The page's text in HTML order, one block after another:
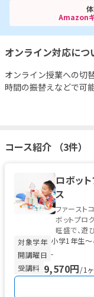
Amazon
オンライン対応につ
オンライン授業への切
時間の振替えなどで可
コース紹介 （3件）
ロボッ
ス
ファースト
ボットプロ
旺盛で、遊
スでは、ソ
対象学年 小学1年生
開講曜日 -
受講料 9,570円/1